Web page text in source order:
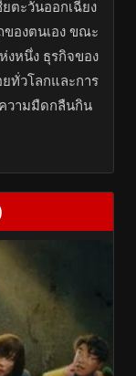
ยตะวันออกเฉียง
ของตนเอง ขณะ
งหนึ่ง ธุรกิจของ
ทั่วโลกและการ
วามมืดกลืนกิน